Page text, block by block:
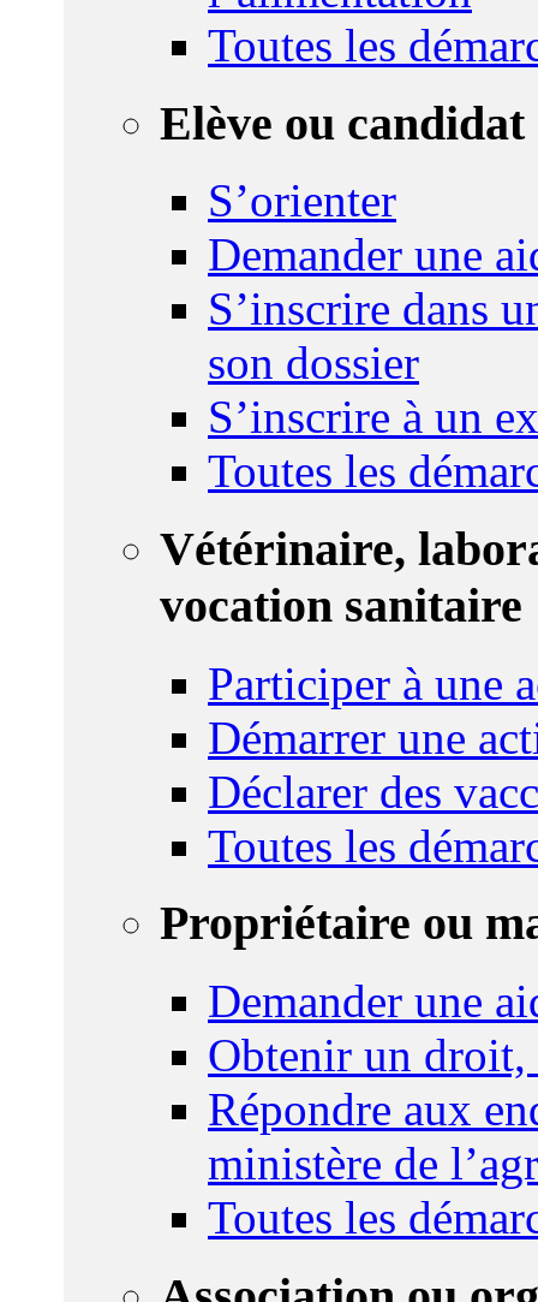
Toutes les
Elève ou candidat
S’orienter
Demander une
S’inscrire dans
son dossier
S’inscrire à un
Toutes les
Vétérinaire,
vocation sanitaire
Participer à une
Démarrer une
Déclarer des
Toutes les
Propriétaire ou
Demander une
Obtenir un droit,
Répondre aux
ministère de
Toutes les